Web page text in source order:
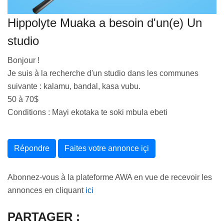
Hippolyte Muaka a besoin d'un(e) Un
studio
Bonjour !
Je suis à la recherche d'un studio dans les communes
suivante : kalamu, bandal, kasa vubu.
50 à 70$
Conditions : Mayi ekotaka te soki mbula ebeti
Répondre Faites votre annonce içi
Abonnez-vous à la plateforme AWA en vue de recevoir les
annonces en cliquant ici
PARTAGER :